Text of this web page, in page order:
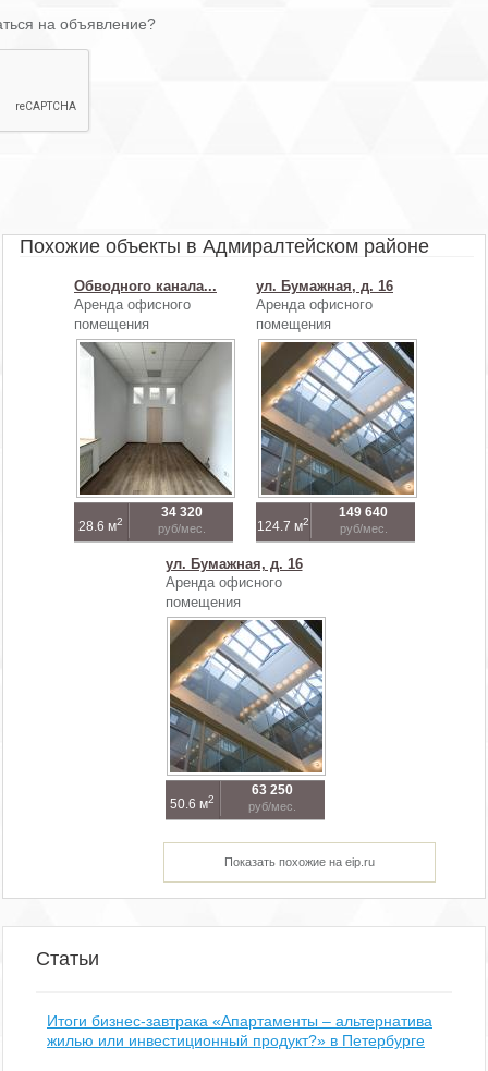
на объявление?
Похожие объекты в Адмиралтейском районе
Обводного канала...
Аренда офисного
помещения
28.6 м2
34 320
руб/мес.
ул. Бумажная, д. 16
Аренда офисного
помещения
124.7 м2
149 640
руб/мес.
ул. Бумажная, д. 16
Аренда офисного
помещения
50.6 м2
63 250
руб/мес.
Показать похожие на eip.ru
Статьи
Итоги бизнес-завтрака «Апартаменты – альтернатива
жилью или инвестиционный продукт?» в Петербурге